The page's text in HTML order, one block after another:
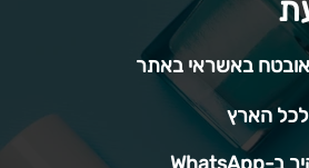
באשראי באתר
הארץ